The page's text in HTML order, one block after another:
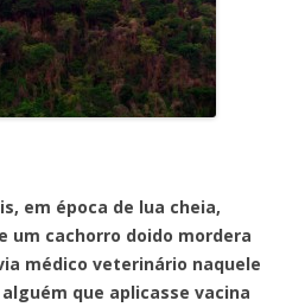
de lua cheia,
um cachorro doido mordera
médico veterinário naquele
que aplicasse vacina